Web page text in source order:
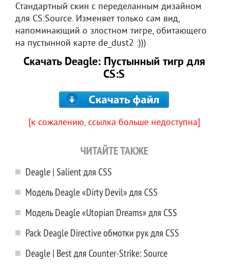
Стандартный скин с переделанным дизайном
для CS:Source. Изменяет только сам вид,
напоминающий о злостном тигре, обитающего
на пустынной карте de_dust2 :)))
Скачать Deagle: Пустынный тигр для
CS:S
[к сожалению, ссылка больше недоступна]
ЧИТАЙТЕ ТАКЖЕ
Deagle | Salient для CSS
Модель Deagle «Dirty Devil» для CSS
Модель Deagle «Utopian Dreams» для CSS
Pack Deagle Directive обмотки рук для CSS
Deagle | Best для Counter-Strike: Source